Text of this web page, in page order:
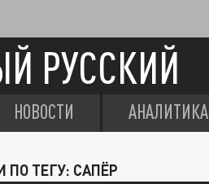
РУССКИЙ
НОВОСТИ АНАЛИТИКА
ПО ТЕГУ: САПЁР